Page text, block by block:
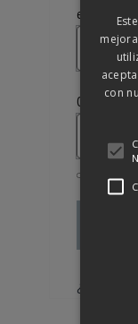
electrónico
con